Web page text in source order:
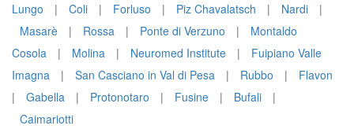
Lungo
| Coli | Forluso | Piz Chavalatsch | Nardi
|
Masarè
| Rossa | Ponte di Verzuno |
Montaldo
Cosola
| Molina | Neuromed Institute |
Fuipiano Valle
Imagna
| San Casciano in Val di Pesa | Rubbo |
Flavon
|
Gabella | Protonotaro | Fusine | Bufali
|
Caimariotti